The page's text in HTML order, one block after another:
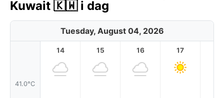
Kuwait 🇰🇼 i dag
Tuesday, August 04, 2026
41.0°C
14 15 16 17